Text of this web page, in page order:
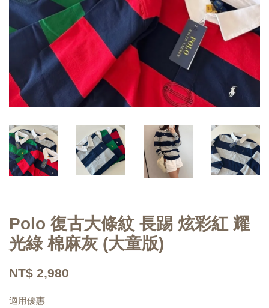
Polo 復古大條紋 長踢 炫彩紅 耀
光綠 棉麻灰 (大童版)
NT$ 2,980
適用優惠